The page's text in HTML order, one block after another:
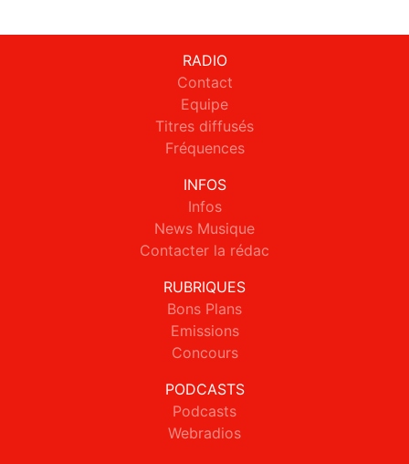
RADIO
Contact
Equipe
Titres diffusés
Fréquences
INFOS
Infos
News Musique
Contacter la rédac
RUBRIQUES
Bons Plans
Emissions
Concours
PODCASTS
Podcasts
Webradios